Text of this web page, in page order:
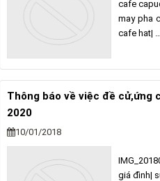
cafe
may pha
cafe hat| …
Thông báo về việc đề cử,ứng
2020
10/01/2018
giá đình|